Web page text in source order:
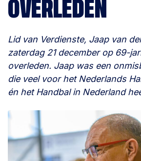
OVERLEDEN
Lid van Verdienste, Jaap van
zaterdag 21 december op 69-
overleden. Jaap was een
die veel voor het Nederlands
én het Handbal in Nederland